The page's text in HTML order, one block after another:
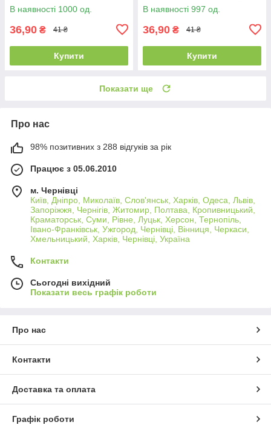
В наявності 1000 од.
36,90 ₴ 41 ₴
Купити
В наявності 997 од.
36,90 ₴ 41 ₴
Купити
Показати ще
Про нас
98% позитивних з 288 відгуків за рік
Працює з 05.06.2010
м. Чернівці
Київ, Дніпро, Миколаїв, Слов'янськ, Харків, Одеса, Львів,
Запоріжжя, Чернігів, Житомир, Полтава, Кропивницький,
Краматорськ, Суми, Рівне, Луцьк, Херсон, Тернопіль,
Івано-Франківськ, Ужгород, Чернівці, Вінниця, Черкаси,
Хмельницький, Харків, Чернівці, Україна
Контакти
Сьогодні вихідний
Показати весь графік роботи
Про нас
Контакти
Доставка та оплата
Графік роботи